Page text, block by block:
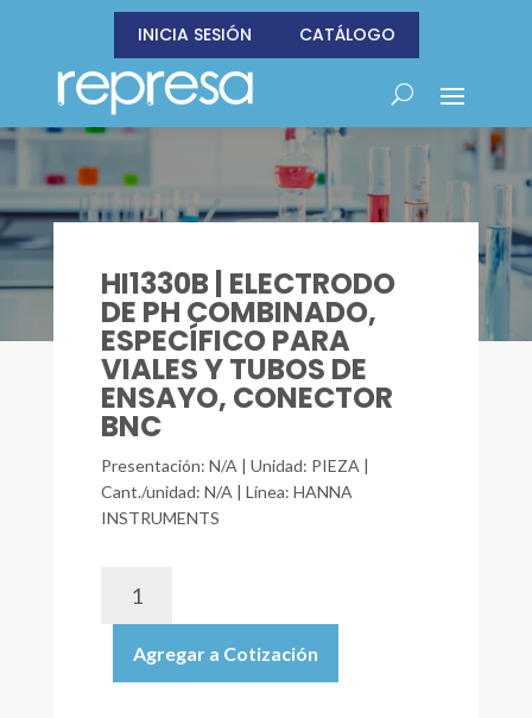
INICIA SESIÓN CATÁLOGO
HI1330B | ELECTRODO
DE PH COMBINADO,
ESPECÍFICO PARA
VIALES Y TUBOS DE
ENSAYO, CONECTOR
BNC
Presentación: N/A | Unidad: PIEZA |
Cant./unidad: N/A | Línea: HANNA
INSTRUMENTS
PH
Agregar a Cotización